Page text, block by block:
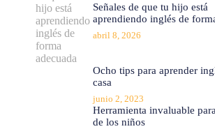
Señales de que tu hijo está
aprendiendo inglés de
abril 8, 2026
Ocho tips para aprender
casa
junio 2, 2023
Herramienta invaluable
de los niños